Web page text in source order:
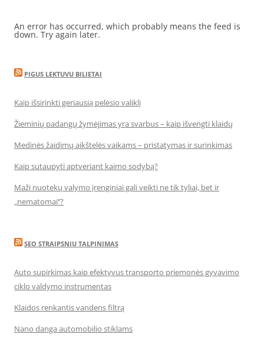
An error has occurred, which probably means the feed is
down. Try again later.
PIGUS LEKTUVU BILIETAI
Kaip išsirinkti geriausią pelėsio valiklį
Žieminių padangų žymėjimas yra svarbus – kaip išvengti klaidų
Medinės žaidimų aikštelės vaikams – pristatymas ir surinkimas
Kaip sutaupyti aptveriant kaimo sodybą?
Maži nuotekų valymo įrenginiai gali veikti ne tik tyliai, bet ir
„nematomai‘‘?
SEO STRAIPSNIU TALPINIMAS
Auto supirkimas kaip efektyvus transporto priemonės gyvavimo
ciklo valdymo instrumentas
Klaidos renkantis vandens filtrą
Nano danga automobilio stiklams